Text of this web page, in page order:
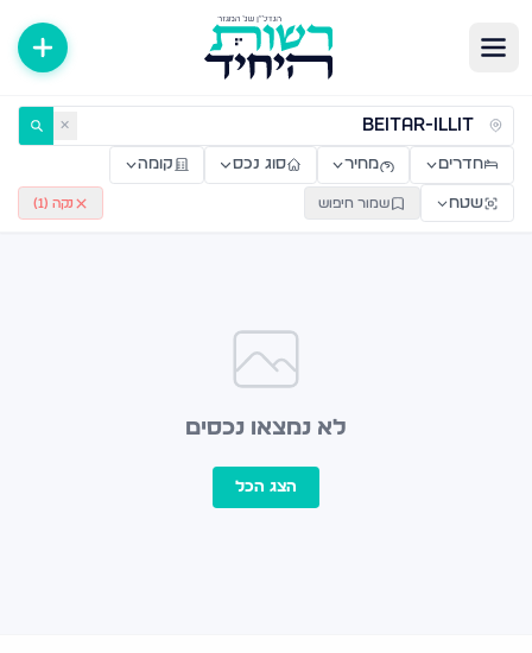
דירות למכירה ולהשכרה — רשות היחיד ✕
חדרים מחיר סוג נכס קומה
שטח שמור חיפוש נקה ( 1
)
לא נמצאו נכסים
הצג הכל